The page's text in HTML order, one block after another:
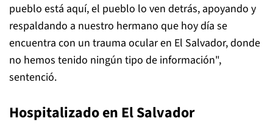
pueblo está aquí, el pueblo lo ven detrás, apoyando y
respaldando a nuestro hermano que hoy día se
encuentra con un trauma ocular en El Salvador, donde
no hemos tenido ningún tipo de información",
sentenció.
Hospitalizado en El Salvador